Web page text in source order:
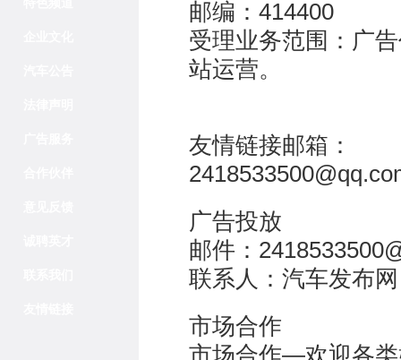
邮编：414400
受理业务范围：广
站运营。
友情链接邮箱：
广告投放
邮件：
联系人：汽车发布网
市场合作
市场合作—欢迎各类